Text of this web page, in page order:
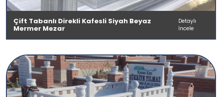
Çift Tabanlı Direkli Kafesli Siyah Beyaz
Mermer Mezar
Detaylı
İncele